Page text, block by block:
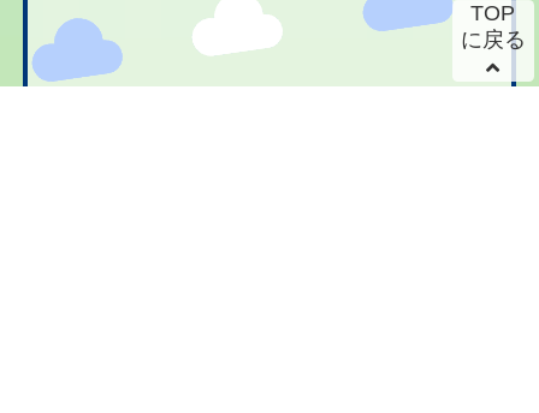
TOP
に戻る